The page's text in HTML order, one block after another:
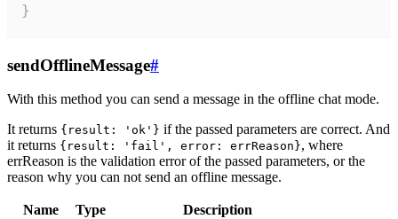
}
sendOfflineMessage#
With this method you can send a message in the offline chat mode.
It returns {result: 'ok'} if the passed parameters are correct. And
it returns {result: 'fail', error: errReason}, where
errReason is the validation error of the passed parameters, or the
reason why you can not send an offline message.
Name Type
Description